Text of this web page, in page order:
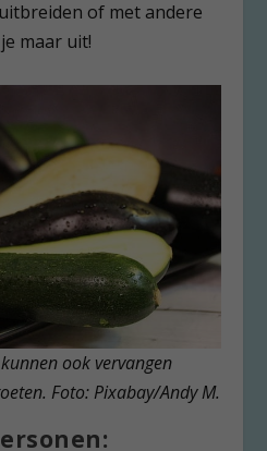
of met andere
maar uit!
ook vervangen
Foto: Pixabay/Andy M.